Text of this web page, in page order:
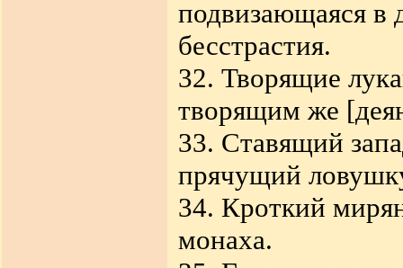
подвизающаяся в
бесстрастия.
32. Творящие
творящим же
33. Ставящий
прячущий
34. Кроткий
монаха.